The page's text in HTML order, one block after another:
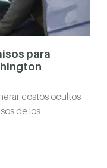
para
costos ocultos
de los